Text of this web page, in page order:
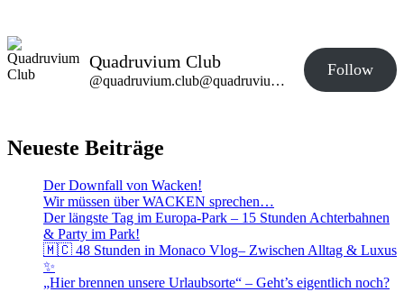
Quadruvium Club
@quadruvium.club@quadruvium.club
Follow
Neueste Beiträge
Der Downfall von Wacken!
Wir müssen über WACKEN sprechen…
Der längste Tag im Europa-Park – 15 Stunden Achterbahnen
& Party im Park!
🇲🇨 48 Stunden in Monaco Vlog– Zwischen Alltag & Luxus
✨
„Hier brennen unsere Urlaubsorte“ – Geht’s eigentlich noch?